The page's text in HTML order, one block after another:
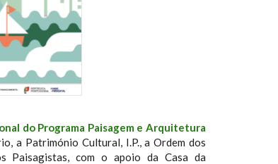
do Programa Paisagem e Arquitetura
a Património Cultural, I.P., a Ordem dos
Paisagistas, com o apoio da Casa da